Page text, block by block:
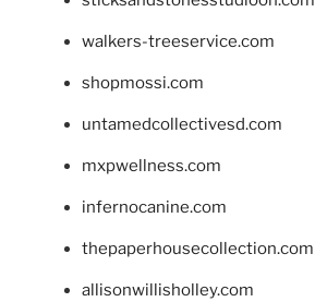
walkers-treeservice.com
shopmossi.com
untamedcollectivesd.com
mxpwellness.com
infernocanine.com
thepaperhousecollection.com
allisonwillisholley.com